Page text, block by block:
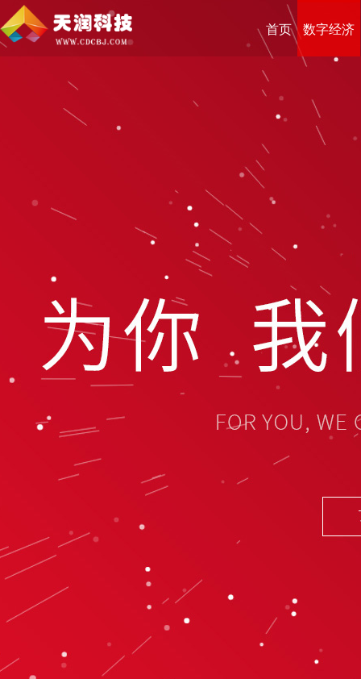
首页 数字经济